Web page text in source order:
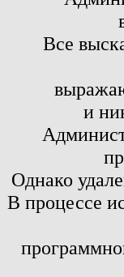
Все
и
Однако
В процессе